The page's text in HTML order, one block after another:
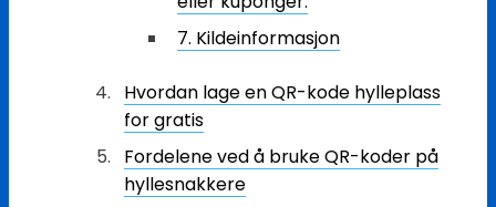
7. Kildeinformasjon
Hvordan lage en QR-kode hylleplass
for gratis
Fordelene ved å bruke QR-koder på
hyllesnakkere